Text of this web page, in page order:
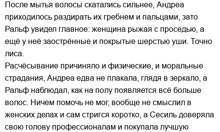
После мытья волосы скатались сильнее, Андреа
приходилось раздирать их гребнем и пальцами, зато
Ральф увидел главное: женщина рыжая с проседью, а
ещё у неё заострённые и покрытые шерстью уши. Точно
лиса.
Расчёсывание причиняло и физические, и моральные
страдания, Андреа едва не плакала, глядя в зеркало, а
Ральф наблюдал, как на полу появляется всё больше
волос. Ничем помочь не мог, вообще не смыслил в
женских делах и сам стригся коротко, а Сесиль доверяла
свою голову профессионалам и покупала лучшую